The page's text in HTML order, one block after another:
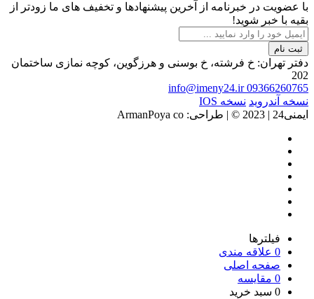
با عضویت در خبرنامه از آخرین پیشنهادها و تخفیف های ما زودتر از
بقیه با خبر شوید!
ثبت نام
دفتر تهران: خ فرشته، خ بوسنی و هرزگوین، کوچه نمازی ساختمان
202
09366260765
info@imeny24.ir
نسخه آندروید نسخه IOS
ایمنی24 | 2023 ©️ | طراحی: ArmanPoya co
فیلترها
0 علاقه مندی
صفحه اصلی
0 مقایسه
0 سبد خرید